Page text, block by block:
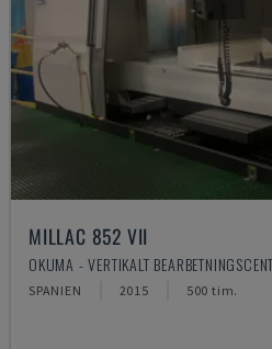
MILLAC 852 VII
OKUMA - VERTIKALT
SPANIEN 2015 500 tim.